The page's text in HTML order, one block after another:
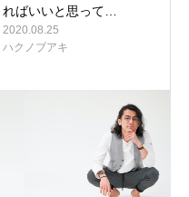
ればいいと思って…
2020.08.25
ハクノブアキ